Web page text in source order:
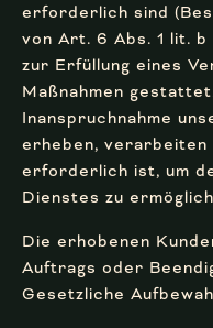
erforderlich sind
von Art. 6 Abs. 1 lit.
zur Erfüllung eines
Maßnahmen
Inanspruchnahme
erheben, verarbeiten
erforderlich ist, um
Dienstes zu
Die erhobenen
Auftrags oder
Gesetzliche